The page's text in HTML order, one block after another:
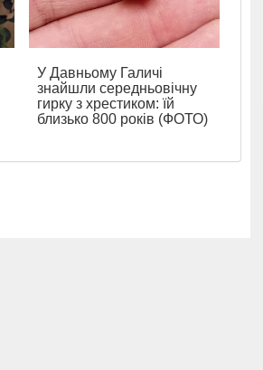
У Давньому Галичі
знайшли середньовічну
гирку з хрестиком: їй
близько 800 років (ФОТО)